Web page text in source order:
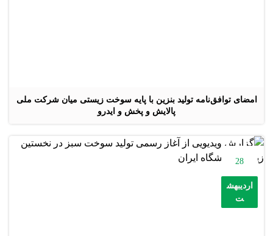
امضای توافق‌نامه تولید بنزین با پایه سوخت زیستی میان شرکت ملی
پالایش و پخش و ایدرو
28
اردیبهش
ت